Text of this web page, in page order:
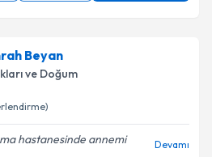
Beyan
ve Doğum
hastanesinde annemi
Devamı